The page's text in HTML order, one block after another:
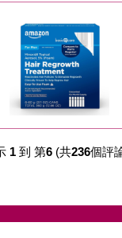
1 到 第6 (共236個評